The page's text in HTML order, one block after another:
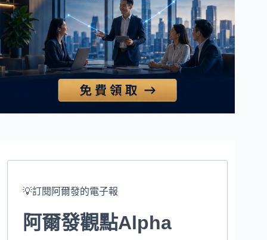
💡訂閱阿爾發的電子報
阿爾發觀點Alpha